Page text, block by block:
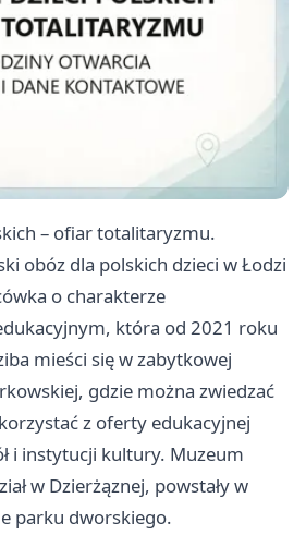
– ofiar totalitaryzmu.
obóz dla polskich dzieci w Łodzi
o charakterze
która od 2021 roku
mieści się w zabytkowej
gdzie można zwiedzać
z oferty edukacyjnej
i instytucji kultury. Muzeum
w Dzierżąznej, powstały w
parku dworskiego.